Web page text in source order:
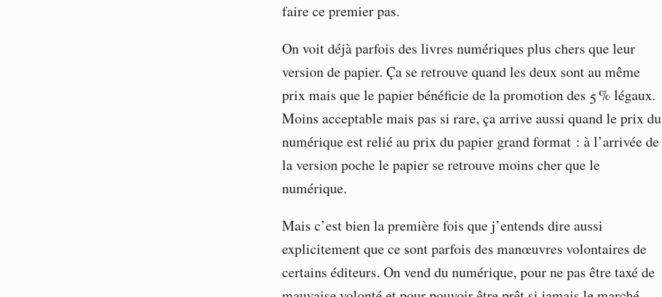
faire ce premier pas.
On voit déjà parfois des livres numériques plus chers que leur
version de papier. Ça se retrouve quand les deux sont au même
prix mais que le papier bénéficie de la promotion des 5 % légaux.
Moins acceptable mais pas si rare, ça arrive aussi quand le prix du
numérique est relié au prix du papier grand format : à l’arrivée de
la version poche le papier se retrouve moins cher que le
numérique.
Mais c’est bien la première fois que j’entends dire aussi
explicitement que ce sont parfois des manœuvres volontaires de
certains éditeurs. On vend du numérique, pour ne pas être taxé de